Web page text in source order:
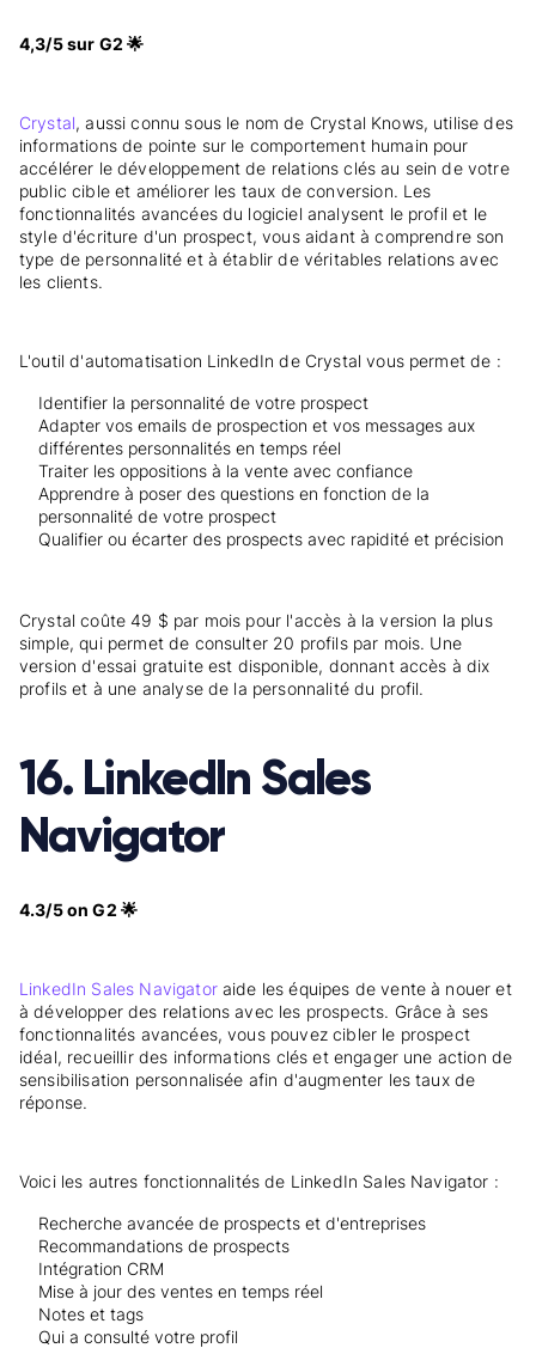
4,3/5 sur G2 🌟
Crystal, aussi connu sous le nom de Crystal Knows, utilise des
informations de pointe sur le comportement humain pour
accélérer le développement de relations clés au sein de votre
public cible et améliorer les taux de conversion. Les
fonctionnalités avancées du logiciel analysent le profil et le
style d'écriture d'un prospect, vous aidant à comprendre son
type de personnalité et à établir de véritables relations avec
les clients.
L'outil d'automatisation LinkedIn de Crystal vous permet de :
Identifier la personnalité de votre prospect
Adapter vos emails de prospection et vos messages aux
différentes personnalités en temps réel
Traiter les oppositions à la vente avec confiance
Apprendre à poser des questions en fonction de la
personnalité de votre prospect
Qualifier ou écarter des prospects avec rapidité et précision
Crystal coûte 49 $ par mois pour l'accès à la version la plus
simple, qui permet de consulter 20 profils par mois. Une
version d'essai gratuite est disponible, donnant accès à dix
profils et à une analyse de la personnalité du profil.
16. LinkedIn Sales
Navigator
4.3/5 on G2 🌟
LinkedIn Sales Navigatoraide les équipes de vente à nouer et
à développer des relations avec les prospects. Grâce à ses
fonctionnalités avancées, vous pouvez cibler le prospect
idéal, recueillir des informations clés et engager une action de
sensibilisation personnalisée afin d'augmenter les taux de
réponse.
Voici les autres fonctionnalités de LinkedIn Sales Navigator :
Recherche avancée de prospects et d'entreprises
Recommandations de prospects
Intégration CRM
Mise à jour des ventes en temps réel
Notes et tags
Qui a consulté votre profil